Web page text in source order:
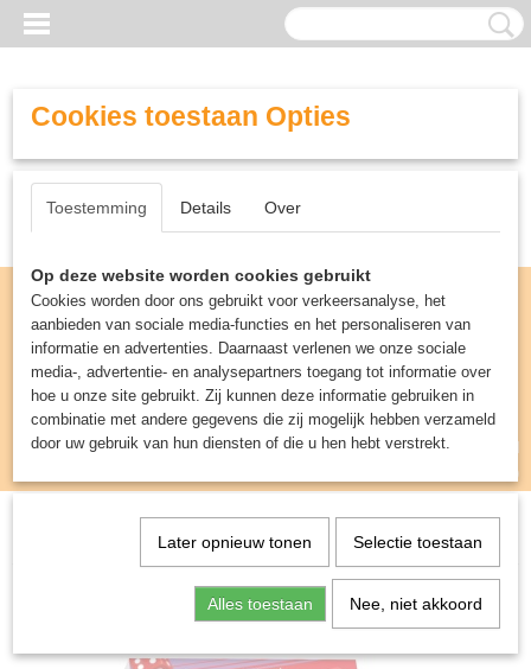
Inloggen Registreren
UW WINKELWAGEN
(0)
Spellen & Puzzels> Sixto Cross - Dobbelspel
Cookies toestaan Opties
Toestemming Details Over
Op deze website worden cookies gebruikt
Cookies worden door ons gebruikt voor verkeersanalyse, het
aanbieden van sociale media-functies en het personaliseren van
informatie en advertenties. Daarnaast verlenen we onze sociale
media-, advertentie- en analysepartners toegang tot informatie over
hoe u onze site gebruikt. Zij kunnen deze informatie gebruiken in
combinatie met andere gegevens die zij mogelijk hebben verzameld
door uw gebruik van hun diensten of die u hen hebt verstrekt.
Later opnieuw tonen Selectie toestaan
Alles toestaan Nee, niet akkoord